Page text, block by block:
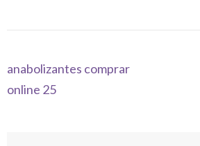
Navegación
de
anabolizantes comprar
online 25